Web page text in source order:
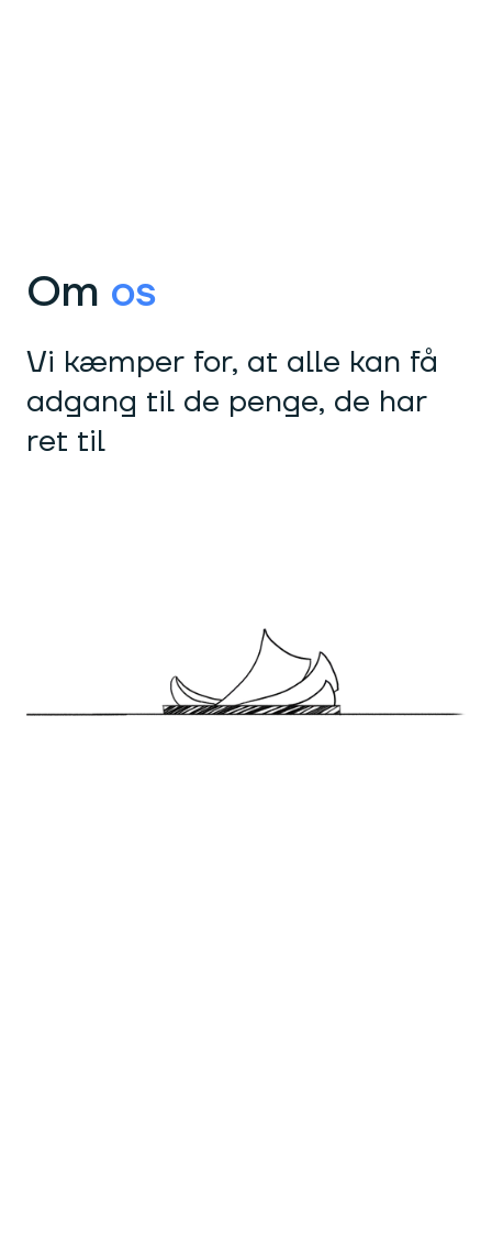
Om os
Vi kæmper for, at alle kan få
adgang til de penge, de har
ret til